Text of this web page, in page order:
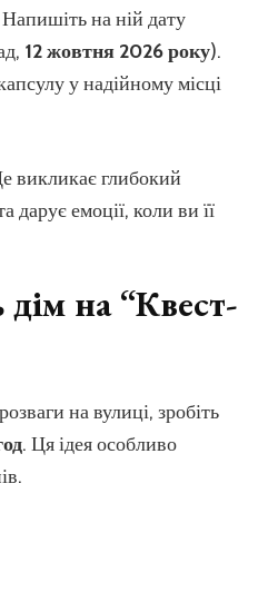
на ній дату
12 жовтня 2026 року).
у надійному місці
викликає глибокий
дарує емоції, коли ви її
дім на “Квест-
на вулиці, зробіть
. Ця ідея особливо